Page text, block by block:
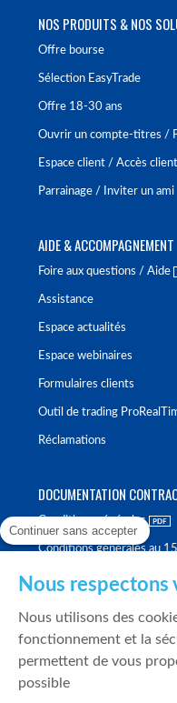
NOS PRODUITS & NOS
Offre bourse
Sélection EasyTrade
Offre 18-30 ans
Ouvrir un compte-titres /
Espace client / Accès client
Parrainage / Inviter un ami
AIDE & ACCOMPAGNEMENT
Foire aux questions / Aide
Assistance
Espace actualités
Espace webinaires
Formulaires clients
Outil de trading
Réclamations
DOCUMENTATION
Conditions générales
Conditions générales au
Politique de meilleure
Politique de durabilité
Fonds de garantie des
Continuer sans accepter
Nous
Nous utilisons des
fonctionnement et la
permettent de vous
possible